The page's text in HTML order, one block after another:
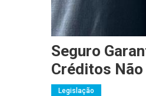
Seguro
Créditos
Legislação